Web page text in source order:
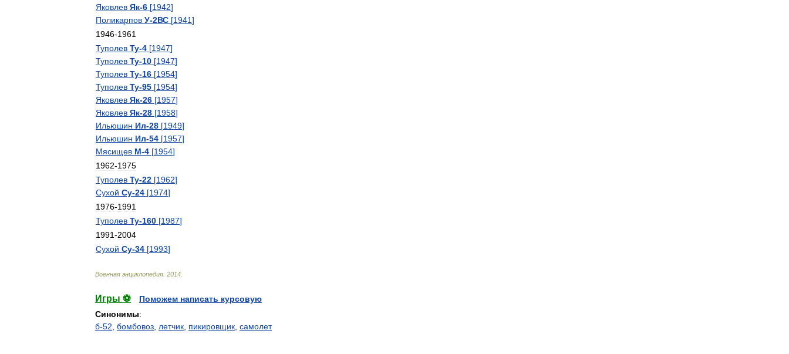
Яковлев Як-6 [1942]
Поликарпов У-2ВС [1941]
1946-1961
Туполев Ту-4 [1947]
Туполев Ту-10 [1947]
Туполев Ту-16 [1954]
Туполев Ту-95 [1954]
Яковлев Як-26 [1957]
Яковлев Як-28 [1958]
Ильюшин Ил-28 [1949]
Ильюшин Ил-54 [1957]
Мясищев М-4 [1954]
1962-1975
Туполев Ту-22 [1962]
Сухой Су-24 [1974]
1976-1991
Туполев Ту-160 [1987]
1991-2004
Сухой Су-34 [1993]
Военная энциклопедия 2014
Игры ⚽
Поможем написать курсовую
Синонимы:
б-52 бомбовоз летчик пикировщик самолет